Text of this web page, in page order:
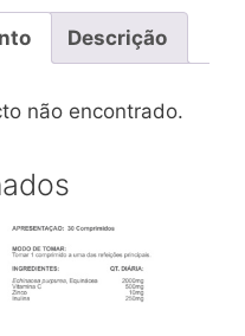
Descrição
não encontrado.